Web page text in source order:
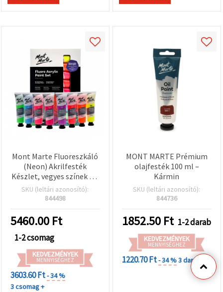
Mont Marte Fluoreszkáló
(Neon) Akrilfesték
Készlet, vegyes színek – 8
x 36 ml
SKU (leltári azonosító):
844498
5460.00 Ft
1-2 csomag
KEDVEZMÉNYEK
MENNYISÉGHEZ
3603.60 Ft- 34 %
3 csomag +
MONT MARTE Prémium
olajfesték 100 ml –
Kármin
SKU (leltári azonosító):
844736
1852.50 Ft 1-2 darab
KEDVEZMÉNYEK
MENNYISÉGHEZ
1220.70 Ft- 34 %3 darab +